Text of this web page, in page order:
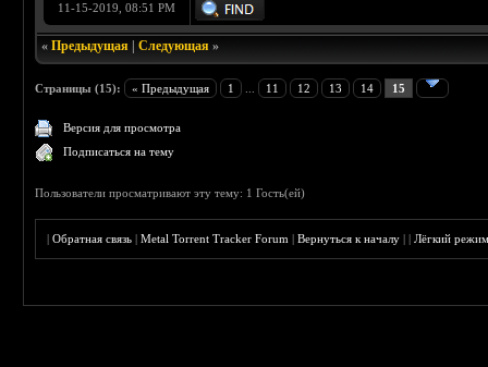
11-15-2019, 08:51 PM
«Предыдущая |Следующая »
Страницы (15): « Предыдущая 1 11 12 13 14 15
Версия для просмотра
Подписаться на тему
Пользователи просматривают эту тему: 1 Гость(ей)
|Обратная связь |Metal Torrent Tracker Forum |Вернуться к началу ||Лёгкий